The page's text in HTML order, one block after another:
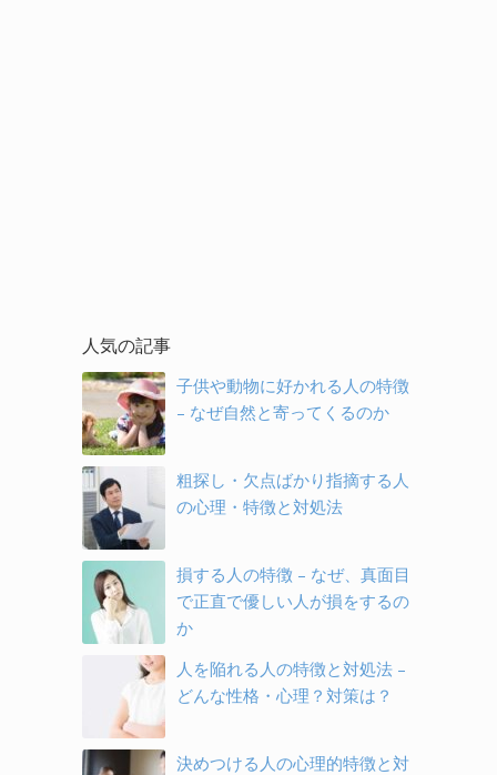
人気の記事
子供や動物に好かれる人の特徴
– なぜ自然と寄ってくるのか
粗探し・欠点ばかり指摘する人
の心理・特徴と対処法
損する人の特徴 – なぜ、真面目
で正直で優しい人が損をするの
か
人を陥れる人の特徴と対処法 –
どんな性格・心理？対策は？
決めつける人の心理的特徴と対